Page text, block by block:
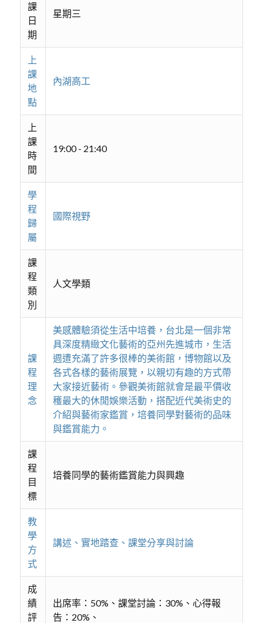
課
日
期
星期三
上
課
地
點
內湖高工
上
課
時
間
19:00 - 21:40
學
程
歸
屬
國際視野
課
程
類
別
人文學類
課
程
理
念
美感體驗須從生活中培養，台北是一個非常
具深度精緻文化藝術的亞州先進城市，生活
週遭充滿了許多很棒的美術館，博物館以及
各式各樣的藝術展覽，以親切有趣的方式帶
大家接近藝術。參觀美術館就會是最平價收
穫最大的休閒娛樂活動，搭配近代美術史的
介紹與藝術家鑑賞，培養同學對藝術的品味
與鑑賞能力。
課
程
目
標
培養同學的藝術鑑賞能力與興趣
教
學
方
式
講述、實地踏查、課堂分享與討論
成
績
評
出席率：50%、課堂討論：30%、心得報
告：20%、